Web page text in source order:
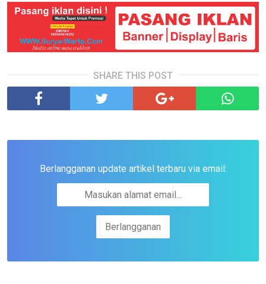
SHARE THIS POST
Berlangganan update artikel terbaru via email: